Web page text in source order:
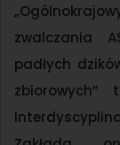
zwalczania
padłych